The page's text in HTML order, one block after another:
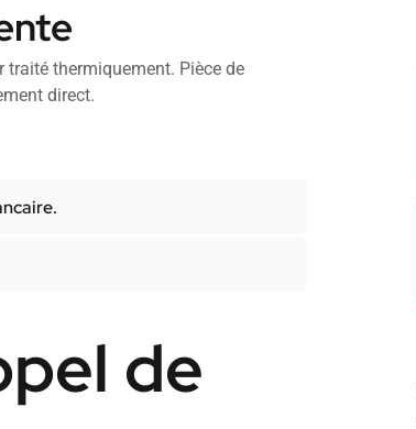
traité thermiquement. Pièce de
direct.
de